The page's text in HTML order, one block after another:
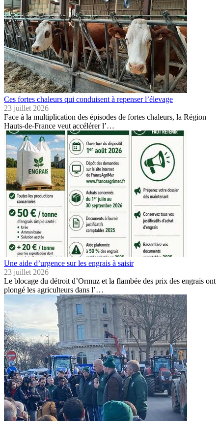
Ces fortes chaleurs qui conduisent à repenser l’élevage
23 juillet 2026
Face à la multiplication des épisodes de fortes chaleurs, la Région
Hauts-de-France veut accélérer l’…
Une aide d’urgence sur les engrais à saisir
23 juillet 2026
Le blocage du détroit d’Ormuz et la flambée des prix des engrais ont
plongé les agriculteurs dans l’…